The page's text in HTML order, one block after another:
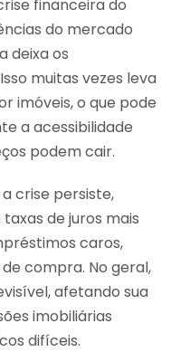
financeira do
do mercado
deixa os
muitas vezes leva
imóveis, o que pode
a acessibilidade
podem cair.
crise persiste,
de juros mais
caros,
compra. No geral,
afetando sua
imobiliárias
difíceis.